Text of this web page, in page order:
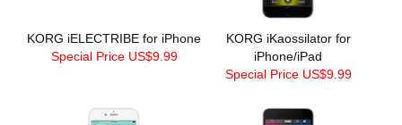
KORG iELECTRIBE for iPhone
Special Price US$9.99
KORG iKaossilator for
iPhone/iPad
Special Price US$9.99